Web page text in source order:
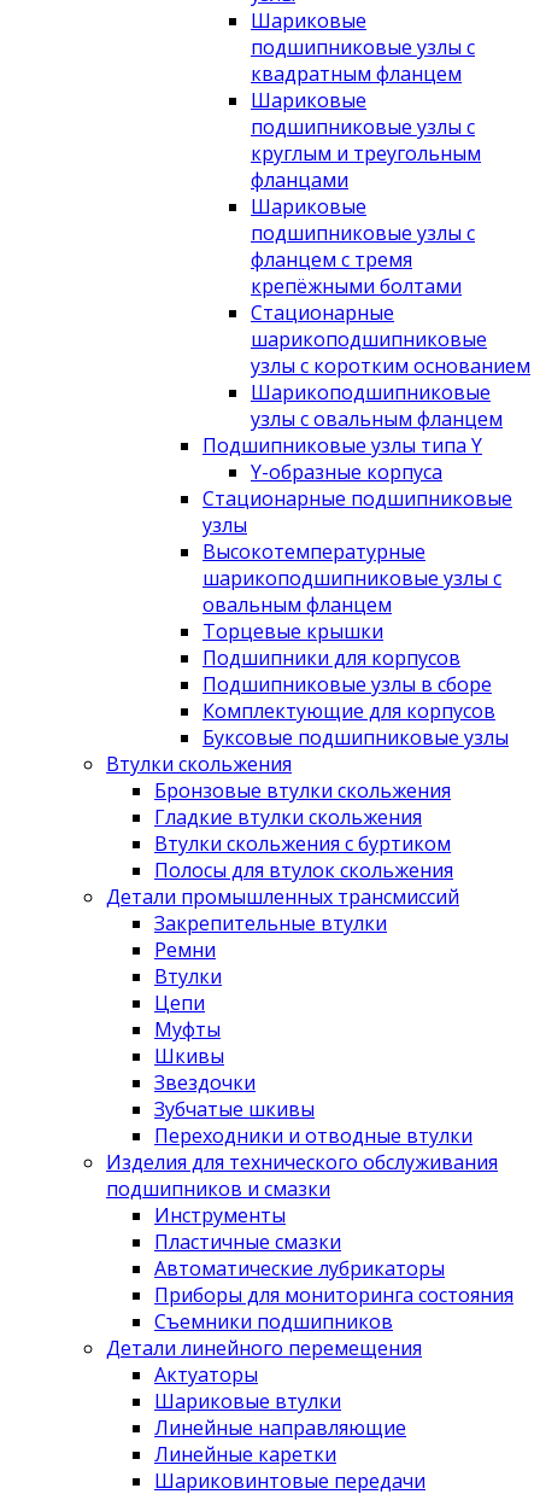
Шариковые
подшипниковые узлы с
квадратным фланцем
Шариковые
подшипниковые узлы с
круглым и треугольным
фланцами
Шариковые
подшипниковые узлы с
фланцем с тремя
крепёжными болтами
Стационарные
шарикоподшипниковые
узлы с коротким основанием
Шарикоподшипниковые
узлы с овальным фланцем
Подшипниковые узлы типа Y
Y-образные корпуса
Стационарные подшипниковые
узлы
Высокотемпературные
шарикоподшипниковые узлы с
овальным фланцем
Торцевые крышки
Подшипники для корпусов
Подшипниковые узлы в сборе
Комплектующие для корпусов
Буксовые подшипниковые узлы
Втулки скольжения
Бронзовые втулки скольжения
Гладкие втулки скольжения
Втулки скольжения с буртиком
Полосы для втулок скольжения
Детали промышленных трансмиссий
Закрепительные втулки
Ремни
Втулки
Цепи
Муфты
Шкивы
Звездочки
Зубчатые шкивы
Переходники и отводные втулки
Изделия для технического обслуживания
подшипников и смазки
Инструменты
Пластичные смазки
Автоматические лубрикаторы
Приборы для мониторинга состояния
Съемники подшипников
Детали линейного перемещения
Актуаторы
Шариковые втулки
Линейные направляющие
Линейные каретки
Шариковинтовые передачи